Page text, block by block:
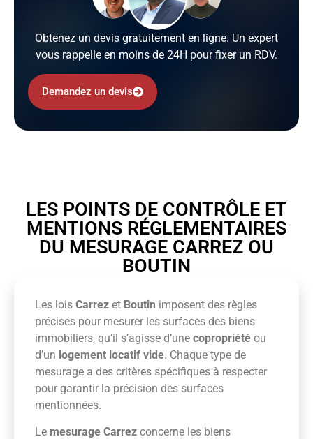
Obtenez un devis gratuitement en ligne. Un expert
vous rappelle en moins de 24H pour fixer un RDV.
Demandez un devis
LES POINTS DE CONTRÔLE ET
MENTIONS RÉGLEMENTAIRES
DU MESURAGE CARREZ OU
BOUTIN
Les lois Carrez et Boutin imposent des règles
précises pour mesurer les surfaces des biens
immobiliers, qu’il s’agisse d’une copropriété ou
d’un logement locatif vide. Chaque type de
mesurage a des critères spécifiques à respecter
pour garantir la précision des surfaces
mentionnées.
Le mesurage Carrez concerne les biens